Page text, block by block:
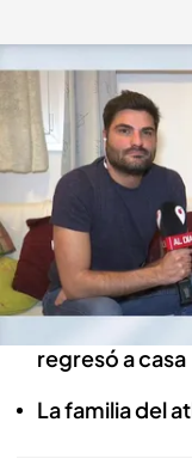
Cuatro al día
04 ENE 2023 -
El veterano
desaparecido
Paco Cano
regresó a casa
La familia del